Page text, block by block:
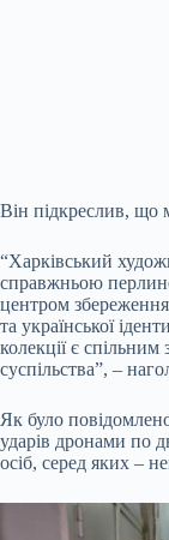
Він підкреслив, що
“Харківський
справжньою
центром
та української
колекції є
суспільства”, –
Як було
ударів дронами по
осіб, серед яких –